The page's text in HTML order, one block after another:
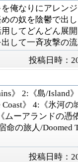
俺なりにアレン
の奴を陰鬱で出
してどんどん展
して一斉攻撃の
投稿日時：
》 2:《島/Island
Coast》 4:《氷河の
ムーアランドの憑
命の旅人/Doomed
投稿日時：